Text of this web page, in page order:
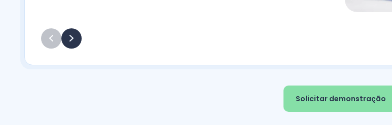
Solicitar demonstração